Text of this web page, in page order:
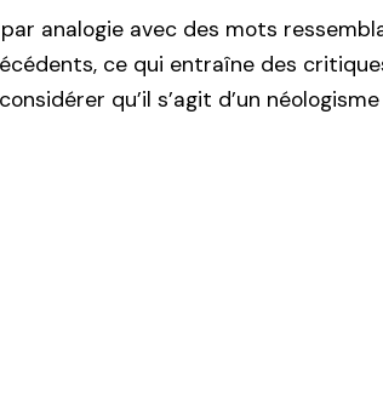
analogie avec des mots
ce qui entraîne des
qu’il s’agit d’un